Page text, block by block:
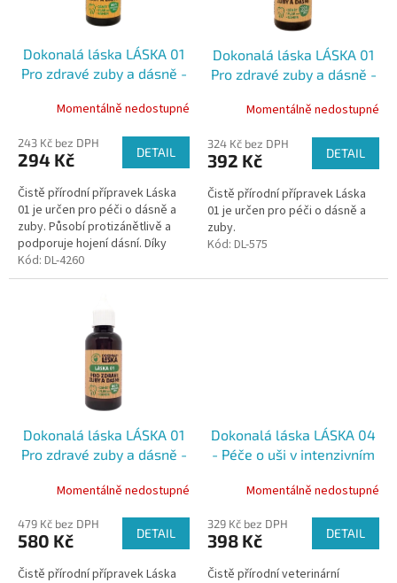
Dokonalá láska LÁSKA 01
Pro zdravé zuby a dásně -
Momentálně nedostupné
243 Kč bez DPH
294 Kč DETAIL
Čistě přírodní přípravek Láska
01 je určen pro péči o dásně a
zuby. Působí protizánětlivě a
podporuje hojení dásní. Díky
účinným látkám a způsobu
aplikace dochází ke
Kód: DL-4260
Dokonalá láska LÁSKA 01
Pro zdravé zuby a dásně -
Momentálně nedostupné
324 Kč bez DPH
392 Kč DETAIL
Čistě přírodní přípravek Láska
01 je určen pro péči o dásně a
zuby.
Kód: DL-575
Dokonalá láska LÁSKA 01
Pro zdravé zuby a dásně -
Momentálně nedostupné
479 Kč bez DPH
580 Kč DETAIL
Čistě přírodní přípravek Láska
Dokonalá láska LÁSKA 04
- Péče o uši v intenzivním
Momentálně nedostupné
329 Kč bez DPH
398 Kč DETAIL
Čistě přírodní veterinární